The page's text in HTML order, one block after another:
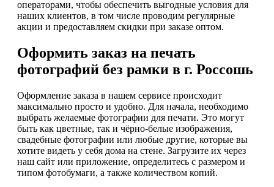
операторами, чтобы обеспечить выгодные условия для
наших клиентов, в том числе проводим регулярные
акции и предоставляем скидки при заказе оптом.
Оформить заказ на печать
фотографий без рамки в г. Россошь
Оформление заказа в нашем сервисе происходит
максимально просто и удобно. Для начала, необходимо
выбрать желаемые фотографии для печати. Это могут
быть как цветные, так и чёрно-белые изображения,
свадебные фотографии или любые другие, которые вы
хотите видеть у себя дома на стене. Загрузите их через
наш сайт или приложение, определитесь с размером и
типом фотобумаги, а также количеством копий.